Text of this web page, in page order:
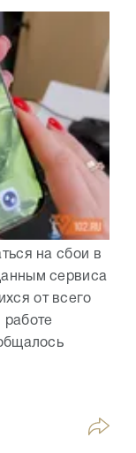
на сбои в
сервиса
от всего